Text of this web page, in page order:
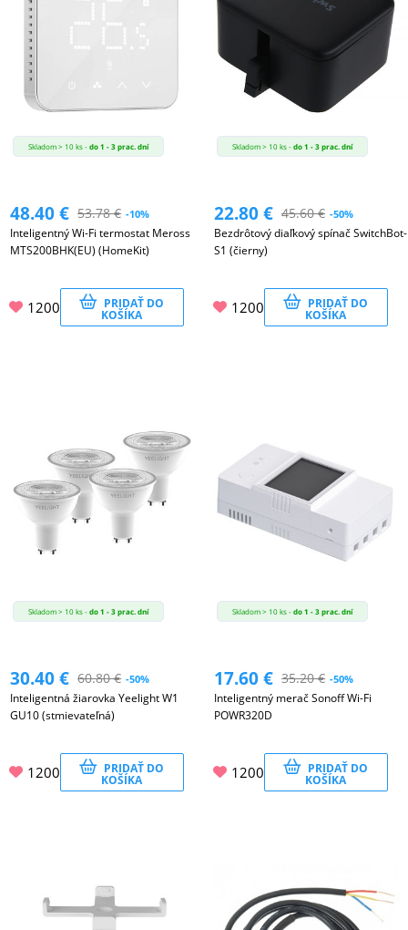
Skladom > 10 ks -do 1 - 3 prac. dní
48.40€ 53.78€ -10%
Inteligentný Wi-Fi termostat Meross
MTS200BHK(EU) (HomeKit)
1200 PRIDAŤ DO
KOŠÍKA
Skladom > 10 ks -do 1 - 3 prac. dní
22.80€ 45.60€ -50%
Bezdrôtový diaľkový spínač SwitchBot-
S1 (čierny)
1200 PRIDAŤ DO
KOŠÍKA
Skladom > 10 ks -do 1 - 3 prac. dní
30.40€ 60.80€ -50%
Inteligentná žiarovka Yeelight W1
GU10 (stmievateľná)
1200 PRIDAŤ DO
KOŠÍKA
Skladom > 10 ks -do 1 - 3 prac. dní
17.60€ 35.20€ -50%
Inteligentný merač Sonoff Wi-Fi
POWR320D
1200 PRIDAŤ DO
KOŠÍKA